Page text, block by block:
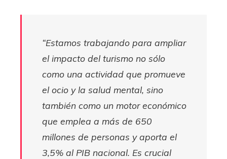
“Estamos trabajando para ampliar
el impacto del turismo no sólo
como una actividad que promueve
el ocio y la salud mental, sino
también como un motor económico
que emplea a más de 650
millones de personas y aporta el
3,5% al ​​PIB nacional. Es crucial